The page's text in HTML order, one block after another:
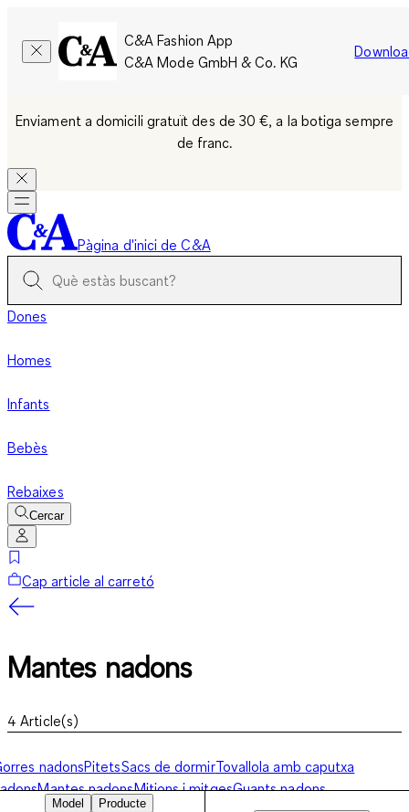
C&A Fashion App
C&A Mode GmbH & Co. KG
Enviament a domicili gratuït des de 30 €, a la botiga sempre
de franc.
Pàgina d'inici de C&A
Dones
Homes
Infants
Bebès
Rebaixes
Cercar
Cap article al carretó
Mantes nadons
4 Article(s)
nadonsPitetsSacs de dormirTovallola amb caputxa
Mantes nadonsMitjons i mitgesGuants nadons
Model
Producte